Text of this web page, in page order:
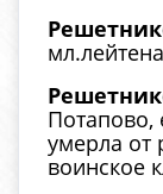
Потапово,
умерла от
воинское